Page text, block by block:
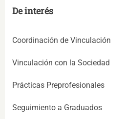
De interés
Coordinación de Vinculación
Vinculación con la Sociedad
Prácticas Preprofesionales
Seguimiento a Graduados